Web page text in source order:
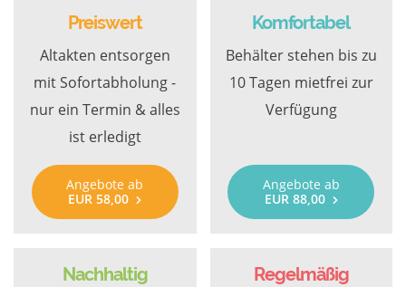
Preiswert
Altakten entsorgen
mit Sofortabholung -
nur ein Termin & alles
ist erledigt
Angebote ab
EUR 58,00
Komfortabel
Behälter stehen bis zu
10 Tagen mietfrei zur
Verfügung
Angebote ab
EUR 88,00
Nachhaltig Regelmäßig